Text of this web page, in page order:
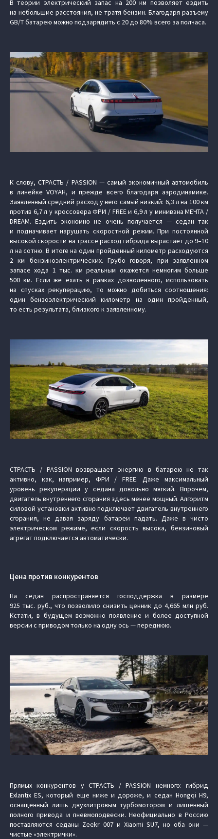
В теории электрический запас на 200 км позволяет ездить
на небольшие расстояния, не тратя бензин. Благодаря разъему
GB/T батарею можно подзарядить с 20 до 80% всего за полчаса.
К слову, СТРАСТЬ / PASSION — самый экономичный автомобиль
в линейке VOYAH, и прежде всего благодаря аэродинамике.
Заявленный средний расход у него самый низкий: 6,3 л на 100 км
против 6,7 л у кроссовера ФРИ / FREE и 6,9 л у минивэна МЕЧТА /
DREAM. Ездить экономно не очень получается — седан так
и подначивает нарушать скоростной режим. При постоянной
высокой скорости на трассе расход гибрида вырастает до 9–10
л на сотню. В итоге на один пройденный километр расходуются
2 км бензиноэлектрических. Грубо говоря, при заявленном
запасе хода 1 тыс. км реальным окажется немногим больше
500 км. Если же ехать в рамках дозволенного, использовать
на спусках рекуперацию, то можно добиться соотношения:
один бензоэлектрический километр на один пройденный,
то есть результата, близкого к заявленному.
СТРАСТЬ / PASSION возвращает энергию в батарею не так
активно, как, например, ФРИ / FREE. Даже максимальный
уровень рекуперации у седана довольно мягкий. Впрочем,
двигатель внутреннего сгорания здесь менее мощный. Алгоритм
силовой установки активно подключает двигатель внутреннего
сгорания, не давая заряду батареи падать. Даже в чисто
электрическом режиме, если скорость высока, бензиновый
агрегат подключается автоматически.
Цена против конкурентов
На седан распространяется господдержка в размере
925 тыс. руб., что позволило снизить ценник до 4,665 млн руб.
Кстати, в будущем возможно появление и более доступной
версии с приводом только на одну ось — переднюю.
Прямых конкурентов у СТРАСТЬ / PASSION немного: гибрид
Exlantix ES, который еще ниже и дороже, и седан Hongqi H9,
оснащенный лишь двухлитровым турбомотором и лишенный
полного привода и пневмоподвески. Неофициально в Россию
поставляются седаны Zeekr 007 и Xiaomi SU7, но оба они —
чистые «электрички».